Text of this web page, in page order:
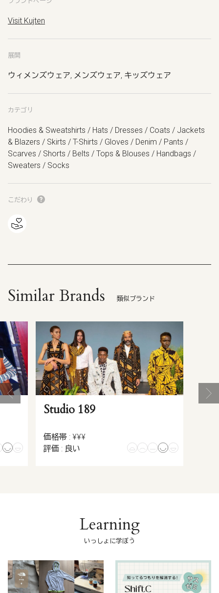
Visit Kujten
展開
ウィメンズウェア, メンズウェア, キッズウェア
カテゴリ
Hoodies & Sweatshirts / Hats / Dresses / Coats / Jackets
& Blazers / Skirts / T-Shirts / Gloves / Denim / Pants /
Scarves / Shorts / Belts / Tops & Blouses / Handbags /
Sweaters / Socks
こだわり
Similar Brands 類似ブランド
Studio 189
価格帯 : ¥¥¥
評価 : 良い
Learning
いっしょに学ぼう